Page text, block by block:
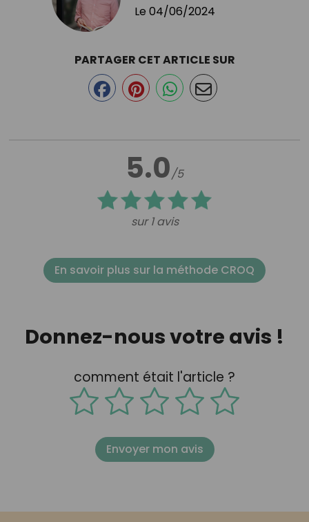
Le 04/06/2024
5.0/5
sur 1 avis
PARTAGER CET ARTICLE SUR
En savoir plus sur la méthode CROQ
Donnez-nous votre avis !
comment était l'article ?
Envoyer mon avis